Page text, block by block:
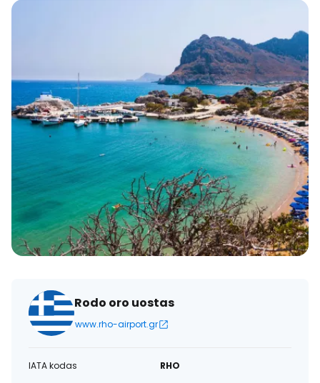
Rodo oro uostas
www.rho-airport.gr
IATA kodas
RHO
Tęsti el. paštu